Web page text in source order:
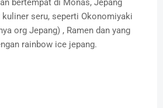
bertempat di Monas, Jepang
seru, seperti Okonomiyaki
org Jepang) , Ramen dan yang
rainbow ice jepang.